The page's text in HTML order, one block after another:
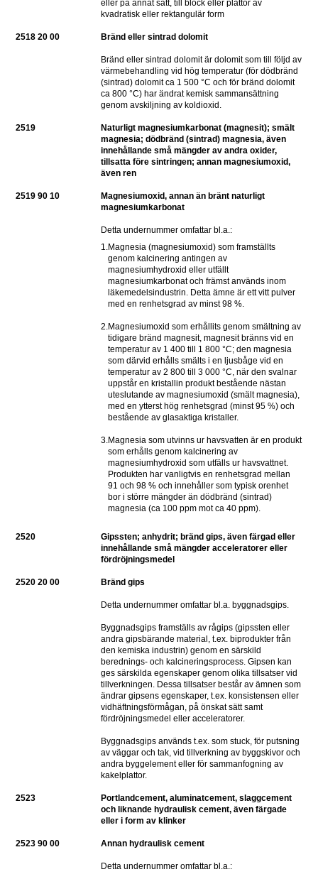
eller på annat sätt, till block eller plattor av
kvadratisk eller rektangulär form
2518 20 00 Bränd eller sintrad dolomit
Bränd eller sintrad dolomit är dolomit som till följd av
värmebehandling vid hög temperatur (för dödbränd
(sintrad) dolomit ca 1 500 °C och för bränd dolomit
ca 800 °C) har ändrat kemisk sammansättning
genom avskiljning av koldioxid.
2519
Naturligt magnesiumkarbonat (magnesit); smält
magnesia; dödbränd (sintrad) magnesia, även
innehållande små mängder av andra oxider,
tillsatta före sintringen; annan magnesiumoxid,
även ren
2519 90 10
Magnesiumoxid, annan än bränt naturligt
magnesiumkarbonat
Detta undernummer omfattar bl.a.:
1.Magnesia (magnesiumoxid) som framställts
genom kalcinering antingen av
magnesiumhydroxid eller utfällt
magnesiumkarbonat och främst används inom
läkemedelsindustrin. Detta ämne är ett vitt pulver
med en renhetsgrad av minst 98 %.
2.Magnesiumoxid som erhållits genom smältning av
tidigare bränd magnesit, magnesit bränns vid en
temperatur av 1 400 till 1 800 °C; den magnesia
som därvid erhålls smälts i en ljusbåge vid en
temperatur av 2 800 till 3 000 °C, när den svalnar
uppstår en kristallin produkt bestående nästan
uteslutande av magnesiumoxid (smält magnesia),
med en ytterst hög renhetsgrad (minst 95 %) och
bestående av glasaktiga kristaller.
3.Magnesia som utvinns ur havsvatten är en produkt
som erhålls genom kalcinering av
magnesiumhydroxid som utfälls ur havsvattnet.
Produkten har vanligtvis en renhetsgrad mellan
91 och 98 % och innehåller som typisk orenhet
bor i större mängder än dödbränd (sintrad)
magnesia (ca 100 ppm mot ca 40 ppm).
2520
Gipssten; anhydrit; bränd gips, även färgad eller
innehållande små mängder acceleratorer eller
fördröjningsmedel
2520 20 00 Bränd gips
Detta undernummer omfattar bl.a. byggnadsgips.
Byggnadsgips framställs av rågips (gipssten eller
andra gipsbärande material, t.ex. biprodukter från
den kemiska industrin) genom en särskild
berednings- och kalcineringsprocess. Gipsen kan
ges särskilda egenskaper genom olika tillsatser vid
tillverkningen. Dessa tillsatser består av ämnen som
ändrar gipsens egenskaper, t.ex. konsistensen eller
vidhäftningsförmågan, på önskat sätt samt
fördröjningsmedel eller acceleratorer.
Byggnadsgips används t.ex. som stuck, för putsning
av väggar och tak, vid tillverkning av byggskivor och
andra byggelement eller för sammanfogning av
kakelplattor.
2523
Portlandcement, aluminatcement, slaggcement
och liknande hydraulisk cement, även färgade
eller i form av klinker
2523 90 00 Annan hydraulisk cement
Detta undernummer omfattar bl.a.: